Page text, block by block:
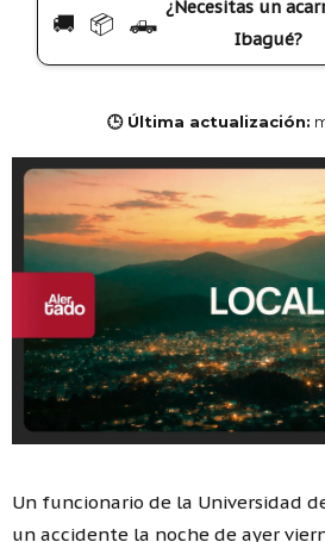
🚚 📦 🛻
¿Necesitas un
Ibagué?
🕒 Última actualización:
Un funcionario de la Universidad
un accidente la noche de ayer